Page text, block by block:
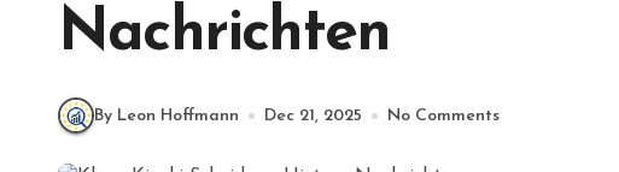
Nachrichten
By Leon Hoffmann Dec 21, 2025 No Comments